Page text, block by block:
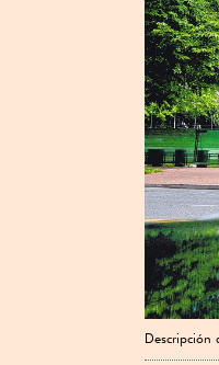
Descripción